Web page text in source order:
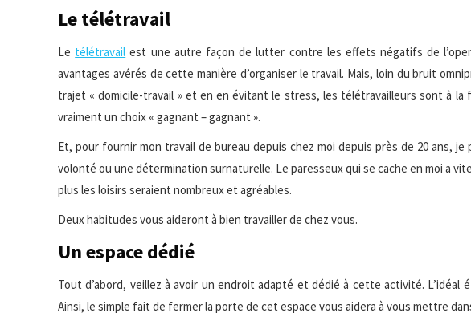
Le télétravail
Le télétravail est une autre façon de lutter contre les effets négatifs de
avantages avérés de cette manière d’organiser le travail. Mais, loin du bruit
trajet « domicile-travail » et en en évitant le stress, les télétravailleurs sont à la
vraiment un choix « gagnant – gagnant ».
Et, pour fournir mon travail de bureau depuis chez moi depuis près de 20 ans,
volonté ou une détermination surnaturelle. Le paresseux qui se cache en moi a
plus les loisirs seraient nombreux et agréables.
Deux habitudes vous aideront à bien travailler de chez vous.
Un espace dédié
Tout d’abord, veillez à avoir un endroit adapté et dédié à cette activité.
Ainsi, le simple fait de fermer la porte de cet espace vous aidera à vous mettre